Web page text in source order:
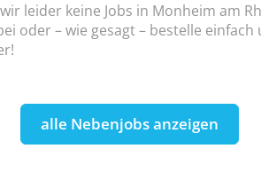
leider keine Jobs in Monheim am
oder – wie gesagt – bestelle einfach
alle Nebenjobs anzeigen